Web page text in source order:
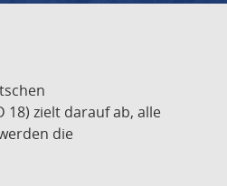
18) zielt darauf ab, alle
die